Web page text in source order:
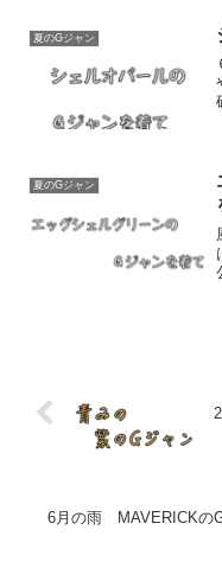
夏のGジャン
夏のGジャン
6月の雨 MAVERICKの